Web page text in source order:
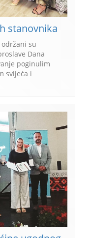
stanovnika
su
Dana
poginulim
svijeća i